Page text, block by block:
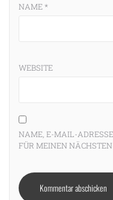
NAME*
WEBSITE
NAME, E-MAIL-
FÜR MEINEN